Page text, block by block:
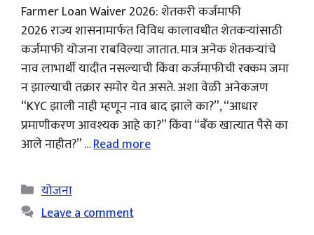
Farmer Loan Waiver 2026: शेतकरी कर्जमाफी
2026 राज्य शासनामार्फत विविध कालावधीत शेतकऱ्यांसाठी
कर्जमाफी योजना राबविल्या जातात. मात्र अनेक शेतकऱ्यांचे
नाव लाभार्थी यादीत नसल्याची किंवा कर्जमाफीची रक्कम जमा
न झाल्याची तक्रार समोर येत असते. अशा वेळी अनेकजण
“KYC झाली नाही म्हणून नाव बाद झाले का?”, “आधार
प्रमाणीकरण आवश्यक आहे का?” किंवा “बँक खात्यात पैसे का
आले नाहीत?” …Read more
Categories
योजना
Leave a comment